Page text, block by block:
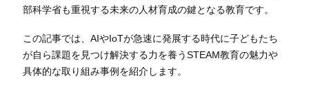
部科学省も重視する未来の人材育成の鍵となる教育です。
この記事では、AIやIoTが急速に発展する時代に子どもたち
が自ら課題を見つけ解決する力を養うSTEAM教育の魅力や
具体的な取り組み事例を紹介します。